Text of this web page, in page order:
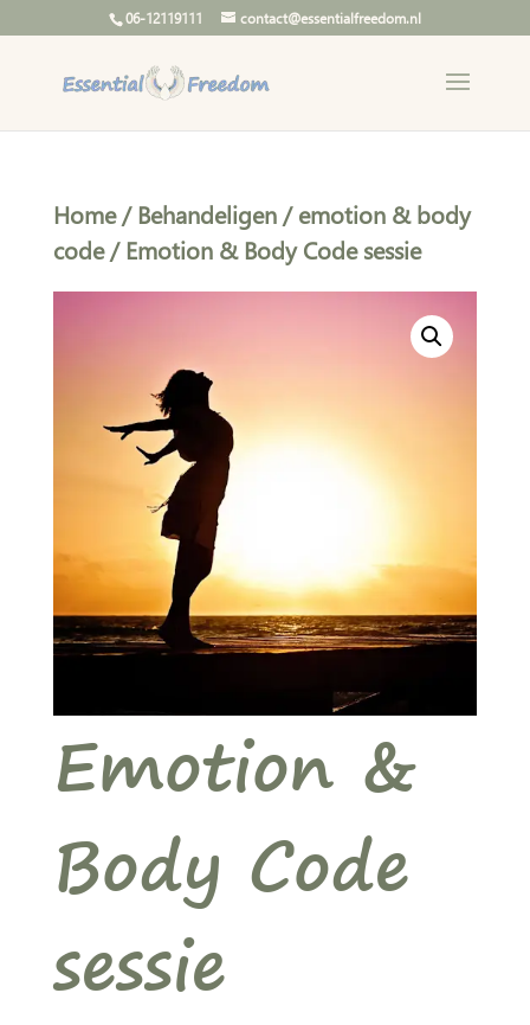
06-12119111 contact@essentialfreedom.nl
Home/Behandeligen/emotion & body
code/ Emotion & Body Code sessie
Emotion &
Body Code
sessie